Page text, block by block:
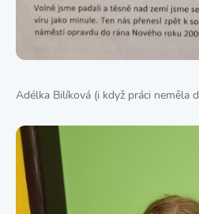
Adélka Bilíková (i když práci neměla